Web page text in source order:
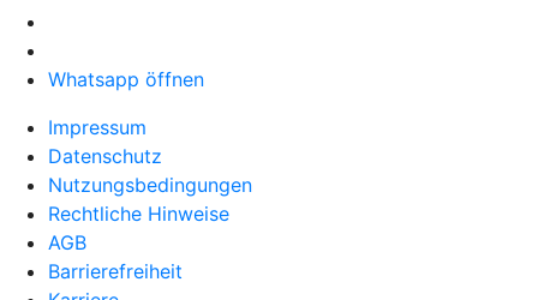
Whatsapp öffnen
Impressum
Datenschutz
Nutzungsbedingungen
Rechtliche Hinweise
AGB
Barrierefreiheit